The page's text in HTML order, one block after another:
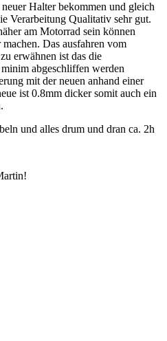
Halter bekommen und gleich
Verarbeitung Qualitativ sehr gut.
am Motorrad sein können
Das ausfahren vom
erwähnen ist das die
abgeschliffen werden
mit der neuen anhand einer
ist 0.8mm dicker somit auch ein
und alles drum und dran ca. 2h